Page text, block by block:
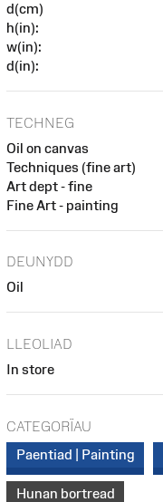
d(cm)
h(in):
w(in):
d(in):
TECHNEG
Oil on canvas
Techniques (fine art)
Art dept - fine
Fine Art - painting
DEUNYDD
Oil
LLEOLIAD
In store
CATEGORÏAU
Paentiad | Painting
Hunan bortread